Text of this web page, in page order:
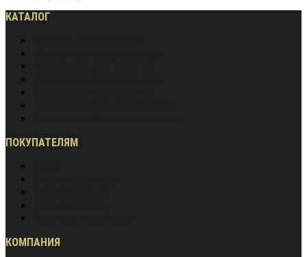
КАТАЛОГ
ПОКУПАТЕЛЯМ
КОМПАНИЯ